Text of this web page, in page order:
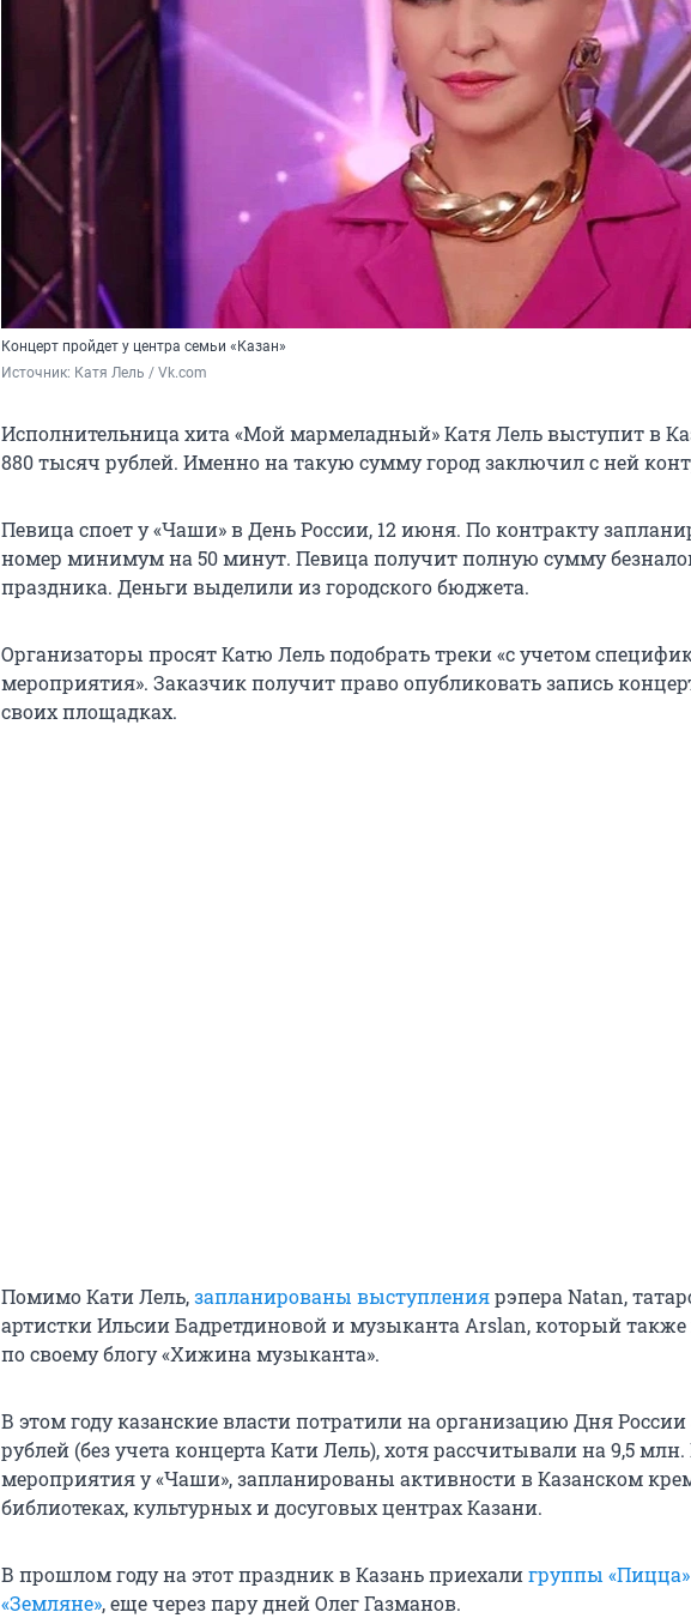
Концерт пройдет у центра семьи «Казан»
Источник: Катя Лель / Vk.com
Исполнительница хита «Мой мармеладный» Катя Лель выступит в
880 тысяч рублей. Именно на такую сумму город заключил с ней
Певица споет у «Чаши» в День России, 12 июня. По контракту
номер минимум на 50 минут. Певица получит полную сумму
праздника. Деньги выделили из городского бюджета.
Организаторы просят Катю Лель подобрать треки «с учетом
мероприятия». Заказчик получит право опубликовать запись
своих площадках.
Помимо Кати Лель,запланированы выступлениярэпера Natan,
артистки Ильсии Бадретдиновой и музыканта Arslan, который также
по своему блогу «Хижина музыканта».
В этом году казанские власти потратили на организацию Дня
рублей (без учета концерта Кати Лель), хотя рассчитывали на 9,5
мероприятия у «Чаши», запланированы активности в Казанском
библиотеках, культурных и досуговых центрах Казани.
В прошлом году на этот праздник в Казань приехалигруппы
«Земляне», еще через пару дней Олег Газманов.